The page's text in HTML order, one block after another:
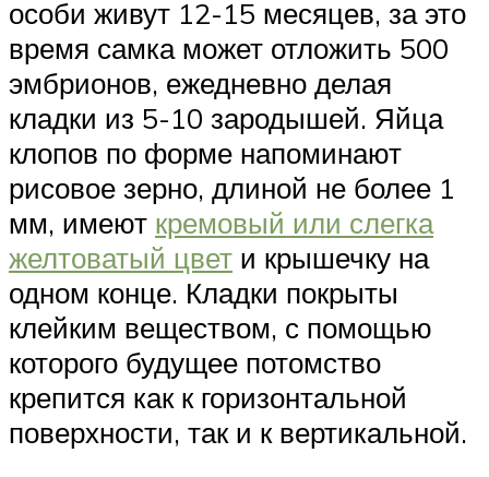
особи живут 12-15 месяцев, за это
время самка может отложить 500
эмбрионов, ежедневно делая
кладки из 5-10 зародышей. Яйца
клопов по форме напоминают
рисовое зерно, длиной не более 1
мм, имеют кремовый или слегка
желтоватый цвет и крышечку на
одном конце. Кладки покрыты
клейким веществом, с помощью
которого будущее потомство
крепится как к горизонтальной
поверхности, так и к вертикальной.